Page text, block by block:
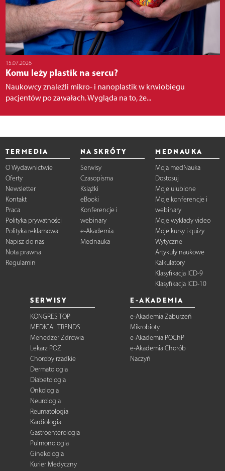
15.07.2026
Komu leży plastik na sercu?
Naukowcy znaleźli mikro- i nanoplastik w krwiobiegu
pacjentów po zawałach. Wygląda na to, że...
TERMEDIA
O Wydawnictwie
Oferty
Newsletter
Kontakt
Praca
Polityka prywatności
Polityka reklamowa
Napisz do nas
Nota prawna
Regulamin
NA SKRÓTY
Serwisy
Czasopisma
Książki
eBooki
Konferencje i
webinary
e-Akademia
Mednauka
MEDNAUKA
Moja medNauka
Dostosuj
Moje ulubione
Moje konferencje i
webinary
Moje wykłady video
Moje kursy i quizy
Wytyczne
Artykuły naukowe
Kalkulatory
Klasyfikacja ICD-9
Klasyfikacja ICD-10
SERWISY
KONGRES TOP
MEDICAL TRENDS
Menedżer Zdrowia
Lekarz POZ
Choroby rzadkie
Dermatologia
Diabetologia
Onkologia
Neurologia
Reumatologia
Kardiologia
Gastroenterologia
Pulmonologia
Ginekologia
Kurier Medyczny
E-AKADEMIA
e-Akademia Zaburzeń
Mikrobioty
e-Akademia POChP
e-Akademia Chorób
Naczyń